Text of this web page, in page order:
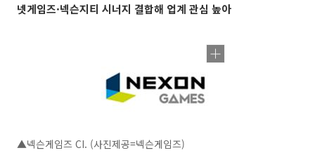
넷게임즈·넥슨지티 시너지 결합해 업계 관심 높아
▲넥슨게임즈 CI. (사진제공=넥슨게임즈)